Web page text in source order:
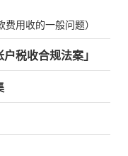
费用收的一般问题）
税收合规法案」